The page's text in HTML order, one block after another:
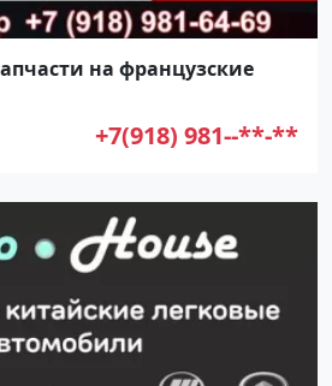
запчасти на французские
+7(918) 981--**-**